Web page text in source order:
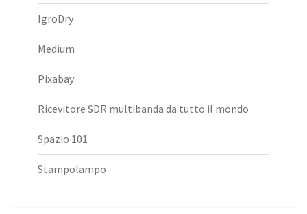
IgroDry
Medium
Pixabay
Ricevitore SDR multibanda da tutto il mondo
Spazio 101
Stampolampo